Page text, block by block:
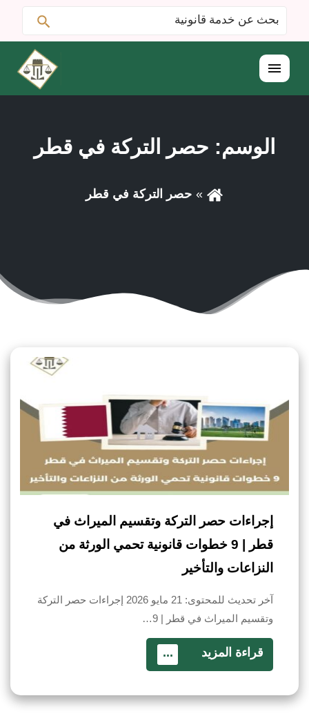
البحث
عن:
القائمة
الوسم: حصر التركة في قطر
حصر التركة في قطر
إجراءات حصر التركة وتقسيم الميراث في
قطر | 9 خطوات قانونية تحمي الورثة من
النزاعات والتأخير
آخر تحديث للمحتوى: 21 مايو 2026 إجراءات حصر التركة
وتقسيم الميراث في قطر | 9…
قراءة المزيد ...